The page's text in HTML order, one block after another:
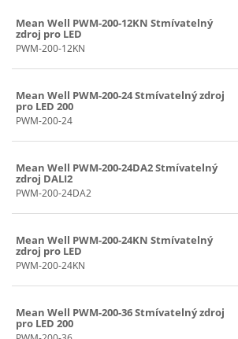
Mean Well PWM-200-12KN Stmívatelný
zdroj pro LED
PWM-200-12KN
Mean Well PWM-200-24 Stmívatelný zdroj
pro LED 200
PWM-200-24
Mean Well PWM-200-24DA2 Stmívatelný
zdroj DALI2
PWM-200-24DA2
Mean Well PWM-200-24KN Stmívatelný
zdroj pro LED
PWM-200-24KN
Mean Well PWM-200-36 Stmívatelný zdroj
pro LED 200